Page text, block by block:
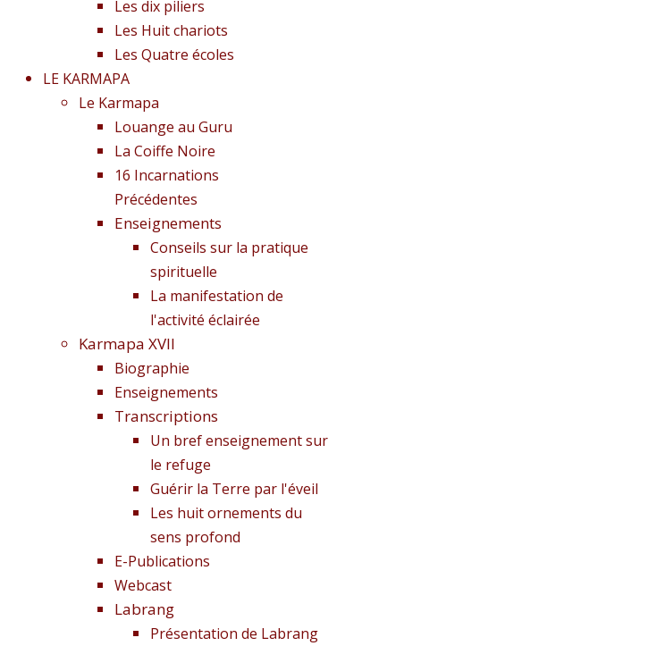
Les dix piliers
Les Huit chariots
Les Quatre écoles
LE KARMAPA
Le Karmapa
Louange au Guru
La Coiffe Noire
16 Incarnations
Précédentes
Enseignements
Conseils sur la pratique
spirituelle
La manifestation de
l'activité éclairée
Karmapa XVII
Biographie
Enseignements
Transcriptions
Un bref enseignement sur
le refuge
Guérir la Terre par l'éveil
Les huit ornements du
sens profond
E-Publications
Webcast
Labrang
Présentation de Labrang